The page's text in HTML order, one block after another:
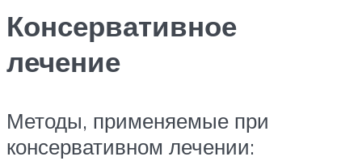
Консервативное
лечение
Методы, применяемые при
консервативном лечении: